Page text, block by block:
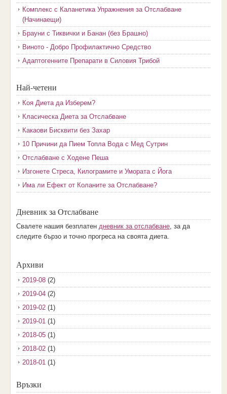
Комплекс с Каланетика Упражнения за Отслабване
(Начинаещи)
Брауни с Тиквички и Банан (без Брашно)
Виното - Добро Профилактично Средство
Адаптогенните Препарати в Силовия Трибой
Най-четени
Коя Диета да Изберем?
Класическа Диета за Отслабване
Какаови Бисквити без Захар
10 Причини да Пием Топла Вода с Мед Сутрин
Отслабване с Ходене Пеша
Изгонете Стреса, Килограмите и Умората с Йога
Има ли Ефект от Коланите за Отслабване?
Дневник за Отслабване
Свалете нашия безплатен дневник за отслабване, за да
следите бързо и точно прогреса на своята диета.
Архиви
2019-08(2)
2019-04(2)
2019-02(1)
2019-01(1)
2018-05(1)
2018-02(1)
2018-01(1)
2017-11
Връзки